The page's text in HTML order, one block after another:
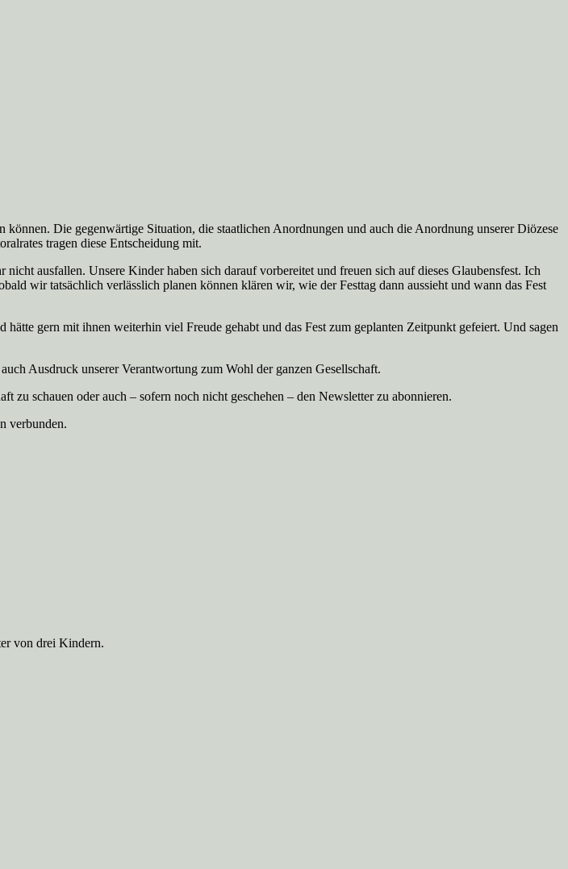
Die gegenwärtige Situation, die staatlichen Anordnungen und auch die Anordnung unserer Diözese
tragen diese Entscheidung mit.
ausfallen. Unsere Kinder haben sich darauf vorbereitet und freuen sich auf dieses Glaubensfest. Ich
wir tatsächlich verlässlich planen können klären wir, wie der Festtag dann aussieht und wann das Fest
gern mit ihnen weiterhin viel Freude gehabt und das Fest zum geplanten Zeitpunkt gefeiert. Und sagen
Ausdruck unserer Verantwortung zum Wohl der ganzen Gesellschaft.
zu schauen oder auch – sofern noch nicht geschehen – den Newsletter zu abonnieren.
verbunden.
von drei Kindern.